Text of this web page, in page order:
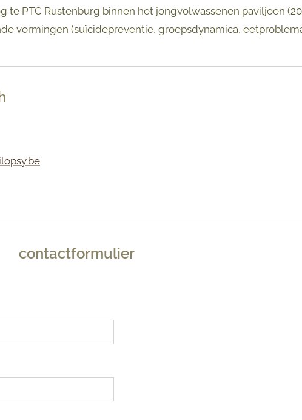
te PTC Rustenburg binnen het jongvolwassenen paviljoen
vormingen (suïcidepreventie, groepsdynamica,
contactformulier